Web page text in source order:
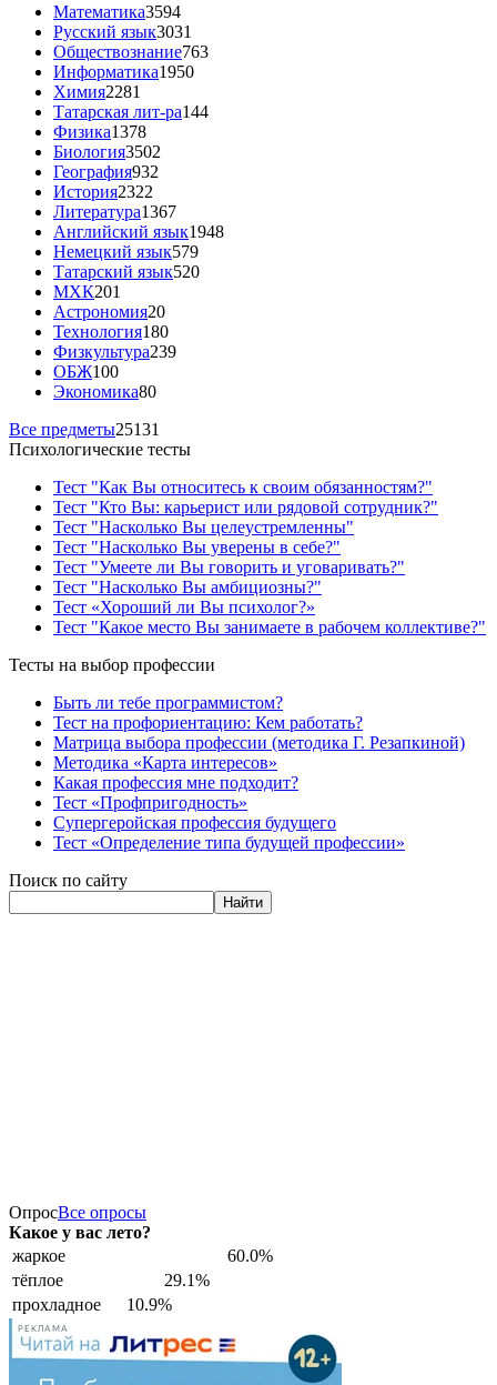
Математика3594
Русский язык3031
Обществознание763
Информатика1950
Химия2281
Татарская лит-ра144
Физика1378
Биология3502
География932
История2322
Литература1367
Английский язык1948
Немецкий язык579
Татарский язык520
МХК201
Астрономия20
Технология180
Физкультура239
ОБЖ100
Экономика80
Все предметы25131
Психологические тесты
Тест "Как Вы относитесь к своим обязанностям?"
Тест "Кто Вы: карьерист или рядовой сотрудник?"
Тест "Насколько Вы целеустремленны"
Тест "Насколько Вы уверены в себе?"
Тест "Умеете ли Вы говорить и уговаривать?"
Тест "Насколько Вы амбициозны?"
Тест «Хороший ли Вы психолог?»
Тест "Какое место Вы занимаете в рабочем коллективе?"
Тесты на выбор профессии
Быть ли тебе программистом?
Тест на профориентацию: Кем работать?
Матрица выбора профессии (методика Г. Резапкиной)
Методика «Карта интересов»
Какая профессия мне подходит?
Тест «Профпригодность»
Супергеройская профессия будущего
Тест «Определение типа будущей профессии»
Поиск по сайту
Найти
ОпросВсе опросы
Какое у вас лето?
жаркое
60.0%
тёплое
29.1%
прохладное
10.9%
РЕКЛАМА